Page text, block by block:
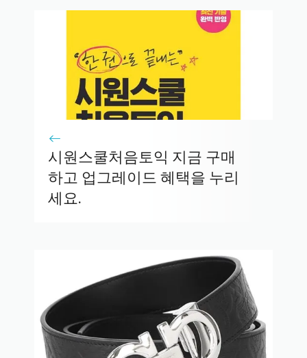
시원스쿨처음토익 지금 구매
하고 업그레이드 혜택을 누리
세요.